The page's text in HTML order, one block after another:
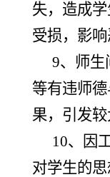
失，造成
受损，影响
9、师生
等有违师
果，引发较
10、因
对学生的